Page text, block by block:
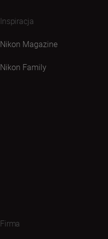
Inspiracja
Nikon Magazine
Nikon Family
Firma